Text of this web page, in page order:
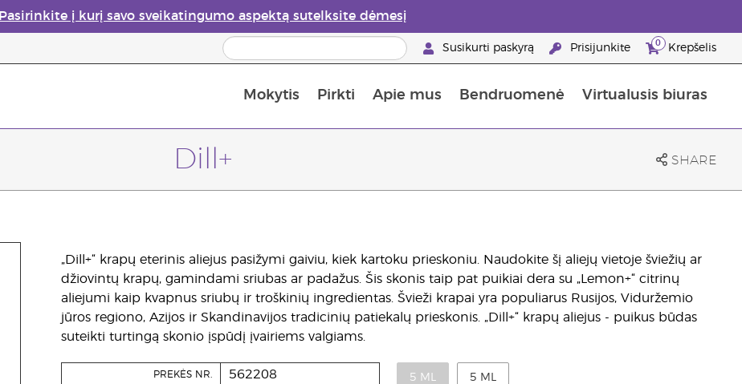
Pasirinkite į kurį savo sveikatingumo aspektą sutelksite dėmesį
Susikurti paskyrą Prisijunkite 0 Krepšelis
Mokytis Pirkti Apie mus Bendruomenė Virtualusis biuras
Dill+ SHARE
„Dill+“ krapų eterinis aliejus pasižymi gaiviu, kiek kartoku prieskoniu. Naudokite šį aliejų vietoje šviežių ar
džiovintų krapų, gamindami sriubas ar padažus. Šis skonis taip pat puikiai dera su „Lemon+“ citrinų
aliejumi kaip kvapnus sriubų ir troškinių ingredientas. Švieži krapai yra populiarus Rusijos, Viduržemio
jūros regiono, Azijos ir Skandinavijos tradicinių patiekalų prieskonis. „Dill+“ krapų aliejus - puikus būdas
suteikti turtingą skonio įspūdį įvairiems valgiams.
PREKĖS NR. 562208 5 ML 5 ML